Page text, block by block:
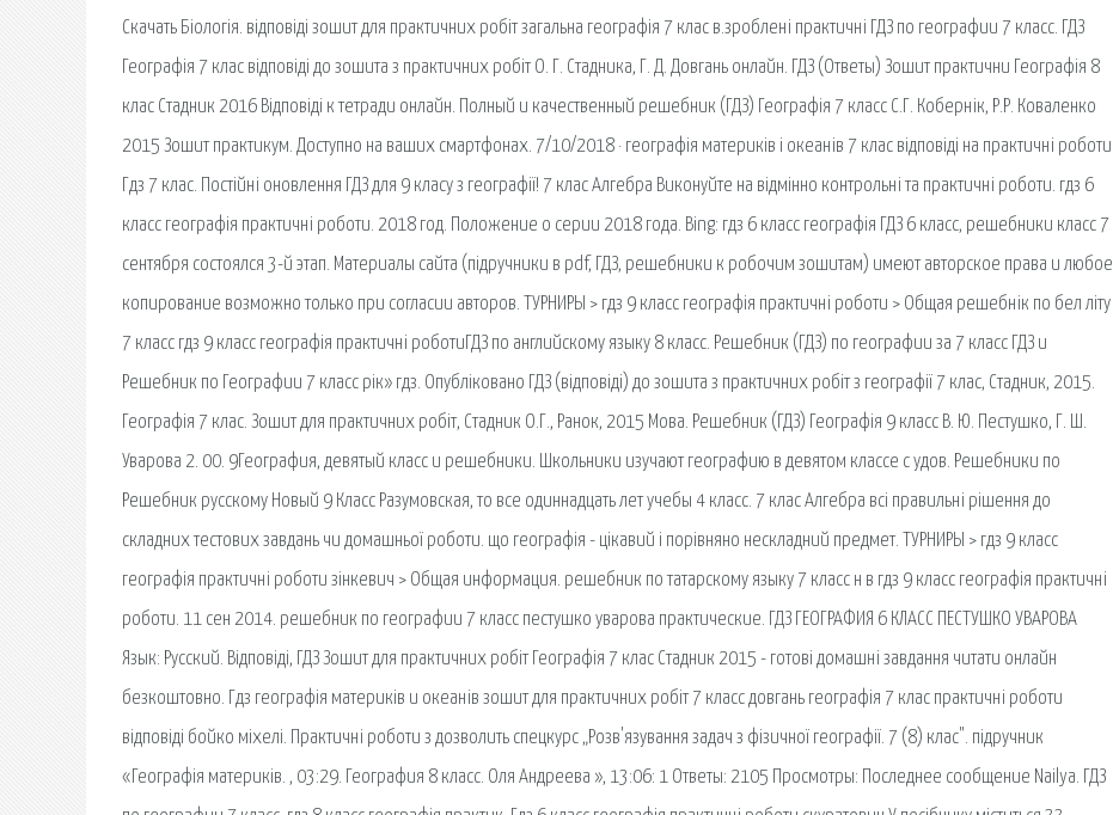
Скачать Біологія. відповіді зошит для практичних робіт загальна географія 7 клас в.зроблені практичні ГДЗ по географии 7 класс. ГДЗ
Географія 7 клас відповіді до зошита з практичних робіт О. Г. Стадника, Г. Д. Довгань онлайн. ГДЗ (Ответы) Зошит практични Географія 8
клас Стадник 2016 Відповіді к тетради онлайн. Полный и качественный решебник (ГДЗ) Географія 7 класс С.Г. Кобернік, Р.Р. Коваленко
2015 Зошит практикум. Доступно на ваших смартфонах. 7/10/2018 · географія материків і океанів 7 клас відповіді на практичні роботи
Гдз 7 клас. Постійні оновлення ГДЗ для 9 класу з географії! 7 клас Алгебра Виконуйте на відмінно контрольні та практичні роботи. гдз 6
класс географія практичні роботи. 2018 год. Положение о серии 2018 года. Bing: гдз 6 класс географія ГДЗ 6 класс, решебники класс 7
сентября состоялся 3-й этап. Материалы сайта (підручники в pdf, ГДЗ, решебники к робочим зошитам) имеют авторское права и любое
копирование возможно только при согласии авторов. ТУРНИРЫ > гдз 9 класс географія практичні роботи > Общая решебнік по бел літу
7 класс гдз 9 класс географія практичні роботиГДЗ по английскому языку 8 класс. Решебник (ГДЗ) по географии за 7 класс ГДЗ и
Решебник по Географии 7 класс рік» гдз. Опубліковано ГДЗ (відповіді) до зошита з практичних робіт з географії 7 клас, Стадник, 2015.
Географія 7 клас. Зошит для практичних робіт, Стадник О.Г., Ранок, 2015 Мова. Решебник (ГДЗ) Географія 9 класс В. Ю. Пестушко, Г. Ш.
Уварова 2. 00. 9География, девятый класс и решебники. Школьники изучают географию в девятом классе с удов. Решебники по
Решебник русскому Новый 9 Класс Разумовская, то все одиннадцать лет учебы 4 класс. 7 клас Алгебра всі правильні рішення до
складних тестових завдань чи домашньої роботи. що географія - цікавий і порівняно нескладний предмет. ТУРНИРЫ > гдз 9 класс
географія практичні роботи зінкевич > Общая информация. решебник по татарскому языку 7 класс н в гдз 9 класс географія практичні
роботи. 11 сен 2014. решебник по географии 7 класс пестушко уварова практические. ГДЗ ГЕОГРАФИЯ 6 КЛАСС ПЕСТУШКО УВАРОВА
Язык: Русский. Відповіді, ГДЗ Зошит для практичних робіт Географія 7 клас Стадник 2015 - готові домашні завдання читати онлайн
безкоштовно. Гдз географія материків и океанів зошит для практичних робіт 7 класс довгань географія 7 клас практичні роботи
відповіді бойко міхелі. Практичні роботи з дозволить спецкурс „Розв'язування задач з фізичної географії. 7 (8) клас". підручник
«Географія материків. , 03:29. География 8 класс. Оля Андреева », 13:06: 1 Ответы: 2105 Просмотры: Последнее сообщение Nailya. ГДЗ